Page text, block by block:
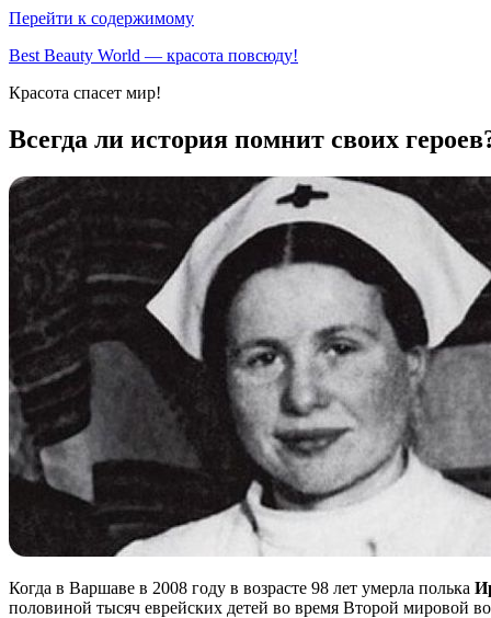
Перейти к содержимому
Best Beauty World — красота повсюду!
Красота спасет мир!
Всегда ли история помнит своих
Когда в Варшаве в 2008 году в возрасте 98 лет умерла полька
половиной тысяч еврейских детей во время Второй мировой